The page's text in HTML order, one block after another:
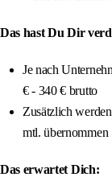
Das hast Du Dir
Je nach
€ - 340 € brutto
Zusätzlich
mtl. übernommen
Das erwartet Dich: